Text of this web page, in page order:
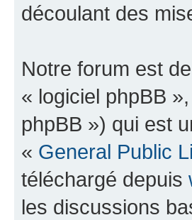
découlant des
Notre forum est
« logiciel phpBB
phpBB ») qui est
« General Public
téléchargé depuis
les discussions